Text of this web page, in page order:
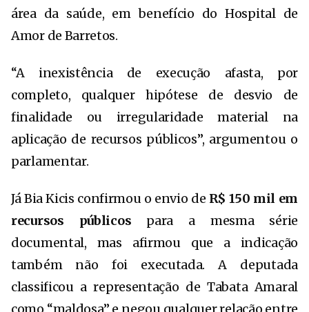
área da saúde, em benefício do Hospital de
Amor de Barretos.
“A inexistência de execução afasta, por
completo, qualquer hipótese de desvio de
finalidade ou irregularidade material na
aplicação de recursos públicos”, argumentou o
parlamentar.
Já Bia Kicis confirmou o envio de R$ 150 mil em
recursos públicos para a mesma série
documental, mas afirmou que a indicação
também não foi executada. A deputada
classificou a representação de Tabata Amaral